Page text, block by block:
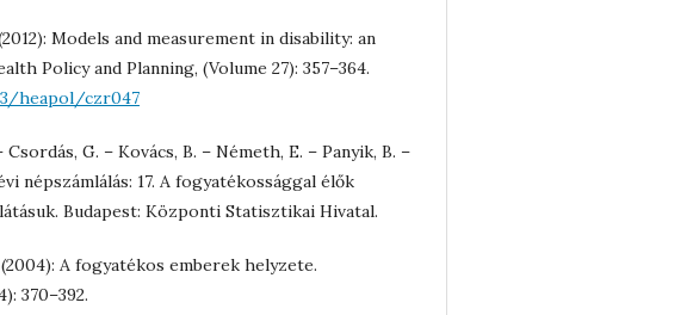
Models and measurement in disability: an
Policy and Planning, (Volume 27): 357–364.
heapol/czr047
Csordás, G. – Kovács, B. – Németh, E. – Panyik, B. –
népszámlálás: 17. A fogyatékossággal élők
Budapest: Központi Statisztikai Hivatal.
A fogyatékos emberek helyzete.
370–392.